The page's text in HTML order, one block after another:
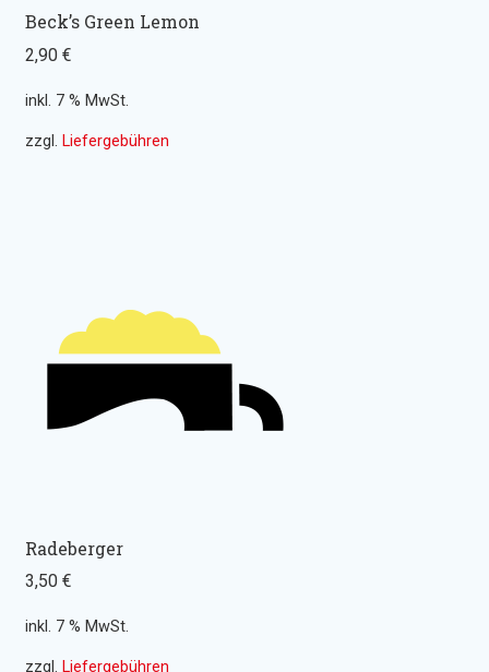
Beck’s Green Lemon
2,90 €
inkl. 7 % MwSt.
zzgl. Liefergebühren
Radeberger
3,50 €
inkl. 7 % MwSt.
zzgl. Liefergebühren